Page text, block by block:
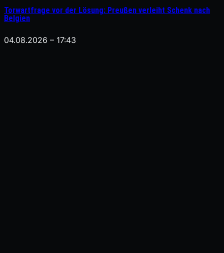
Torwartfrage vor der Lösung: Preußen verleiht Schenk nach
Belgien
04.08.2026 – 17:43